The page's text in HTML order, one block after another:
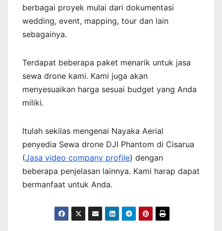
berbagai proyek mulai dari dokumentasi
wedding, event, mapping, tour dan lain
sebagainya.
Terdapat beberapa paket menarik untuk jasa
sewa drone kami. Kami juga akan
menyesuaikan harga sesuai budget yang Anda
miliki.
Itulah sekilas mengenai Nayaka Aerial
penyedia Sewa drone DJI Phantom di Cisarua
(Jasa video company profile) dengan
beberapa penjelasan lainnya. Kami harap dapat
bermanfaat untuk Anda.